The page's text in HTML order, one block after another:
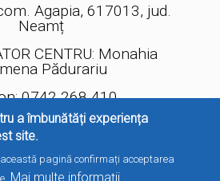
Agapia, 617013, jud.
Neamț
CENTRU: Monahia
Pădurariu
0742.268.410
a îmbunătăți experiența
site.
pagină confirmați acceptarea
Mai multe informații